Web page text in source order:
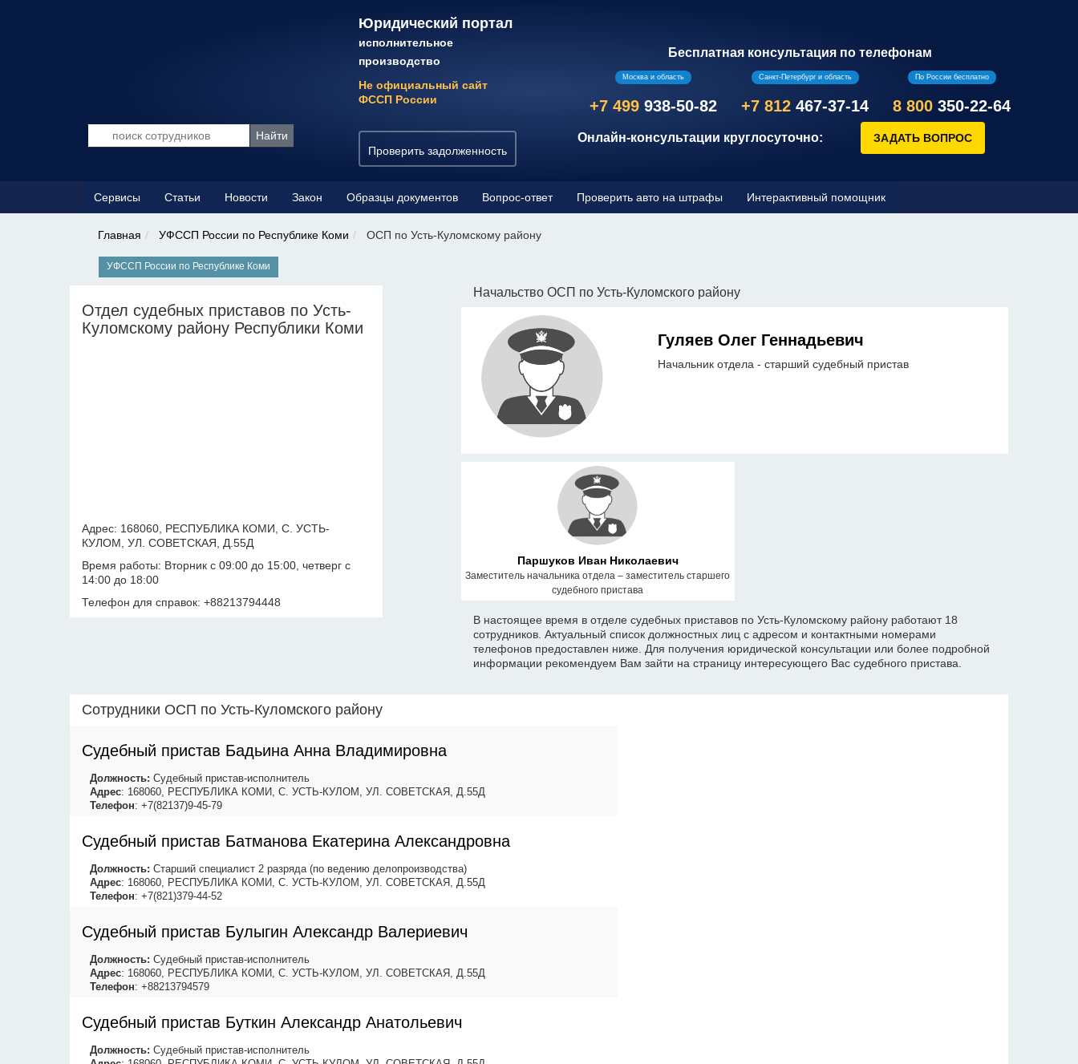
Юридический портал
исполнительное
производство
Не официальный сайт
ФССП России
Проверить задолженность
Бесплатная консультация по телефонам
Москва и область
+7 499 938-50-82
Санкт-Петербург и область
+7 812 467-37-14
По России бесплатно
8 800 350-22-64
Онлайн-консультации круглосуточно:
Сервисы Статьи Новости Закон Образцы документов Вопрос-ответ Проверить авто на штрафы Интерактивный помощник
Главная УФССП России по Республике Коми ОСП по Усть-Куломскому району
УФССП России по Республике Коми
Отдел судебных приставов по Усть-
Куломскому району Республики Коми
Адрес: 168060, РЕСПУБЛИКА КОМИ, С. УСТЬ-
КУЛОМ, УЛ. СОВЕТСКАЯ, Д.55Д
Время работы: Вторник с 09:00 до 15:00, четверг с
14:00 до 18:00
Телефон для справок: +88213794448
Начальство ОСП по Усть-Куломского району
Гуляев Олег Геннадьевич
Начальник отдела - старший судебный пристав
Паршуков Иван Николаевич
Заместитель начальника отдела – заместитель старшего
судебного пристава
В настоящее время в отделе судебных приставов по Усть-Куломскому району работают 18
сотрудников. Актуальный список должностных лиц с адресом и контактными номерами
телефонов предоставлен ниже. Для получения юридической консультации или более подробной
информации рекомендуем Вам зайти на страницу интересующего Вас судебного пристава.
Сотрудники ОСП по Усть-Куломского району
Судебный пристав Бадьина Анна Владимировна
Должность: Судебный пристав-исполнитель
Адрес: 168060, РЕСПУБЛИКА КОМИ, С. УСТЬ-КУЛОМ, УЛ. СОВЕТСКАЯ, Д.55Д
Телефон: +7(82137)9-45-79
Судебный пристав Батманова Екатерина Александровна
Должность: Старший специалист 2 разряда (по ведению делопроизводства)
Адрес: 168060, РЕСПУБЛИКА КОМИ, С. УСТЬ-КУЛОМ, УЛ. СОВЕТСКАЯ, Д.55Д
Телефон: +7(821)379-44-52
Судебный пристав Булыгин Александр Валериевич
Должность: Судебный пристав-исполнитель
Адрес: 168060, РЕСПУБЛИКА КОМИ, С. УСТЬ-КУЛОМ, УЛ. СОВЕТСКАЯ, Д.55Д
Телефон: +88213794579
Судебный пристав Буткин Александр Анатольевич
Должность: Судебный пристав-исполнитель